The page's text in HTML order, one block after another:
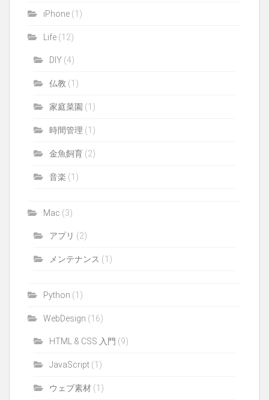
iPhone (1)
Life (12)
DIY (4)
仏教 (1)
家庭菜園 (1)
時間管理 (1)
金魚飼育 (2)
音楽 (1)
Mac (3)
アプリ (2)
メンテナンス (1)
Python (1)
WebDesign (16)
HTML & CSS 入門 (9)
JavaScript (1)
ウェブ素材 (1)